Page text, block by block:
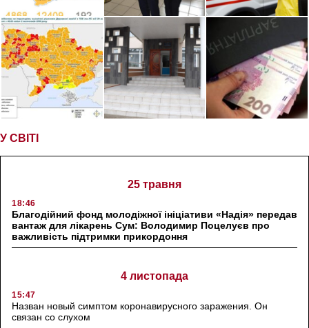
У СВІТІ
25 травня
18:46
Благодійний фонд молодіжної ініціативи «Надія» передав
вантаж для лікарень Сум: Володимир Поцелуєв про
важливість підтримки прикордоння
4 листопада
15:47
Назван новый симптом коронавирусного заражения. Он
связан со слухом